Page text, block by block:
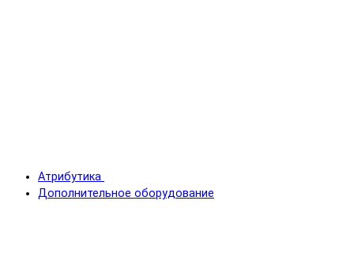
Атрибутика
Дополнительное оборудование